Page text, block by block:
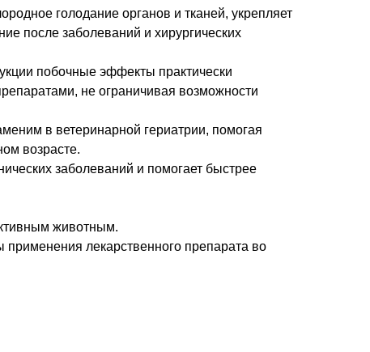
голодание органов и тканей, укрепляет
после заболеваний и хирургических
побочные эффекты практически
не ограничивая возможности
в ветеринарной гериатрии, помогая
возрасте.
заболеваний и помогает быстрее
животным.
применения лекарственного препарата во